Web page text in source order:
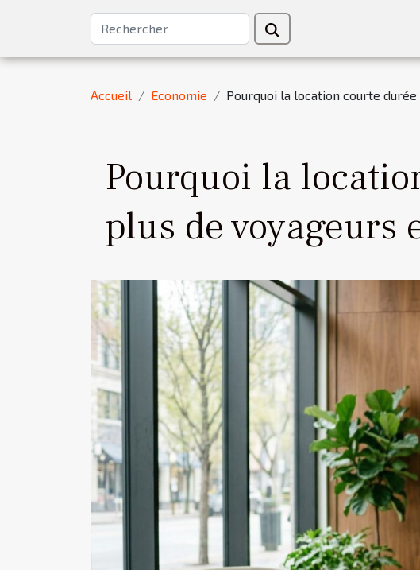
Accueil Economie Pourquoi la location courte
Pourquoi la
plus de voyageurs